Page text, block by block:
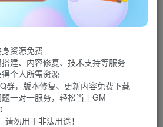
资源免费
建、内容修复、技术支持等服务
个人所需资源
群，版本修复、更新内容免费下载
一对一服务，轻松当上GM
勿用于非法用途！